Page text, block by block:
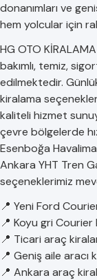
donanımları ve
hem yolcular için
HG OTO
bakımlı, temiz,
edilmektedir.
kiralama
kaliteli hizmet
çevre bölgelerde
Esenboğa
Ankara YHT Tren
seçeneklerimiz
📍 Yeni Ford
📍 Koyu gri Courier
📍 Ticari araç
📍 Geniş aile aracı
📍 Ankara araç